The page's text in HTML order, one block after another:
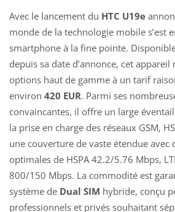
Avec le lancement du HTC U19e
monde de la technologie mobile s’est
smartphone à la fine pointe.
depuis sa date d’annonce, cet
options haut de gamme à un tarif
environ 420 EUR. Parmi ses
convaincantes, il offre un large
la prise en charge des réseaux GSM,
une couverture de vaste étendue avec
optimales de HSPA 42.2/5.76 Mbps,
800/150 Mbps. La commodité est
système de Dual SIM hybride, conçu
professionnels et privés souhaitant